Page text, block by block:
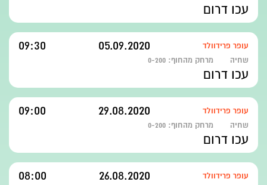
עכו דרום
עופר פרידוולד 05.09.2020
09:30
שחיה מרחק מהחוף: 0-200
עכו דרום
עופר פרידוולד 29.08.2020
09:00
שחיה מרחק מהחוף: 0-200
עכו דרום
עופר פרידוולד 26.08.2020
08:00